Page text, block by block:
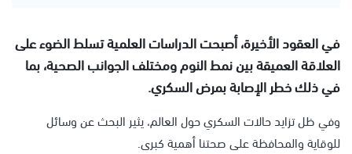
في العقود الأخيرة، أصبحت الدراسات العلمية تسلط الضوء على
العلاقة العميقة بين نمط النوم ومختلف الجوانب الصحية، بما
في ذلك خطر الإصابة بمرض السكري.
وفي ظل تزايد حالات السكري حول العالم، يثير البحث عن وسائل
للوقاية والمحافظة على صحتنا أهمية كبرى.